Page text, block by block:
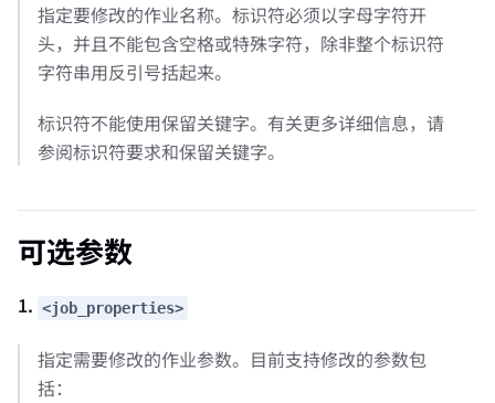
指定要修改的作业名称。标识符必须以字母字符开
头，并且不能包含空格或特殊字符，除非整个标识符
字符串用反引号括起来。
标识符不能使用保留关键字。有关更多详细信息，请
参阅标识符要求和保留关键字。
可选参数
1. <job_properties>
指定需要修改的作业参数。目前支持修改的参数包
括：